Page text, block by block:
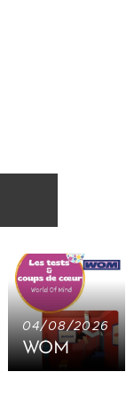
04/08/2026
WOM